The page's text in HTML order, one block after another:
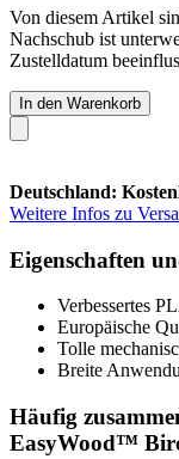
Von diesem Artikel
Nachschub ist
Zustelldatum
In den Warenkorb
Deutschland:
Weitere Infos zu
Eigenschaften
Verbessertes
Europäische
Tolle
Breite
Häufig
EasyWood™